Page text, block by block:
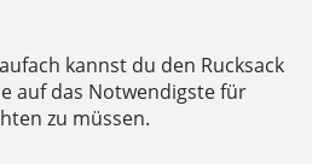
kannst du den Rucksack
auf das Notwendigste für
zu müssen.